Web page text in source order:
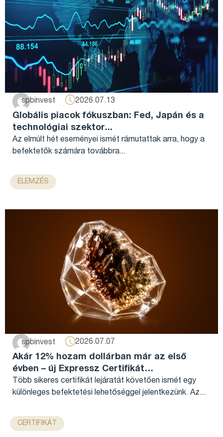
spbinvest 2026.07.13
Globális piacok fókuszban: Fed, Japán és a
technológiai szektor...
Az elmúlt hét eseményei ismét rámutattak arra, hogy a
befektetők számára továbbra...
ELEMZÉS
spbinvest 2026.07.07
Akár 12% hozam dollárban már az első
évben – új Expressz Certifikát
bányatársaságokra...
Több sikeres certifikát lejáratát követően ismét egy
különleges befektetési lehetőséggel jelentkezünk. Az...
CERTIFIKÁT